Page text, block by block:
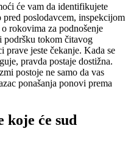
će vam da identifikujete
poslodavcem, inspekcijom
rokovima za podnošenje
podršku tokom čitavog
prave jeste čekanje. Kada se
pravda postaje dostižna.
postoje ne samo da vas
ponašanja ponovi prema
će sud